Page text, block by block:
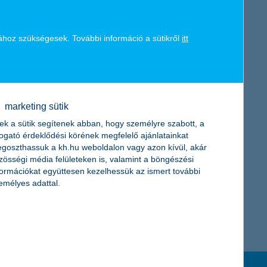
amelyben dolgozunk, élünk. Mindig is arra
távú elkötelezettségünk mellett azonban ugyanilyen
szükség van a segítségre – a kórházak koronavírus
szükségesek. További információ a sütikről itt
marketing sütik
a sütik segítenek abban, hogy személyre szabott, a
érdeklődési körének megfelelő ajánlatainkat
a kh.hu weboldalon vagy azon kívül, akár
média felületeken is, valamint a böngészési
együttesen kezelhessük az ismert további
adattal.